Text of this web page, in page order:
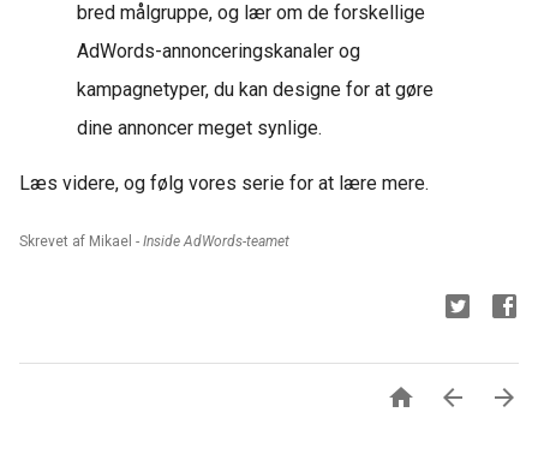
bred målgruppe, og lær om de forskellige
AdWords-annonceringskanaler og
kampagnetyper, du kan designe for at gøre
dine annoncer meget synlige.
Læs videre, og følg vores serie for at lære mere.
Skrevet af Mikael - Inside AdWords-teamet
  